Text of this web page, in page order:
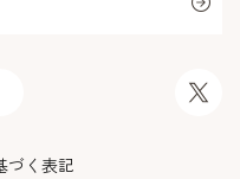
づく表記